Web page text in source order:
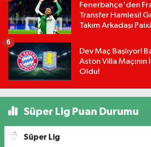
Fenerbahçe'den
Transfer Hamlesi!
Takım Arkadaşı
Dev Maç Başlıyor!
Aston Villa Maçının
Oldu!
6
Süper Lig Puan Durumu
Süper Lig